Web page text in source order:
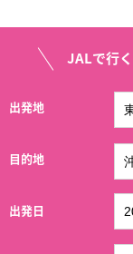
JALで行
出発地
目的地
出発日